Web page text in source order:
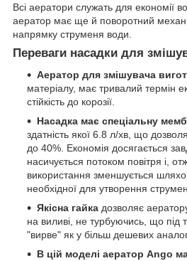
Всі аератори служать для економії
аератор має ще й поворотний
напрямку струменя води.
Переваги насадки для
Аератор для змішувача
матеріалу, має тривалий термін
стійкість до корозії.
Насадка має спеціальну
здатність якої 6.8 л/хв, що
до 40%. Економія досягається
насичується потоком повітря і,
використання зменшується
необхідної для утворення
Якісна гайка дозволяє
на виливі, не турбуючись, що під
"вирве" як у більш дешевих
В цій моделі аератор Ango